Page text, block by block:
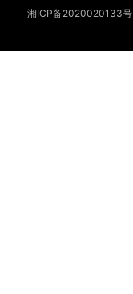
湘ICP备2020020133号